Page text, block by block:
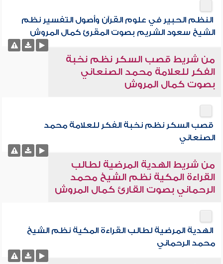
النظم الحبير في علوم القرآن وأصول التفسير نظم
الشيخ سعود الشريم بصوت المقرئ كمال المروش
من شريط قصب السكر نظم نخبة
الفكر للعلامة محمد الصنعاني
بصوت كمال المروش
قصب السكر نظم نخبة الفكر للعلامة محمد
الصنعاني
من شريط الهدية المرضية لطالب
القراءة المكية نظم الشيخ محمد
الرحماني بصوت القارئ كمال المروش
الهدية المرضية لطالب القراءة المكية نظم الشيخ
محمد الرحماني